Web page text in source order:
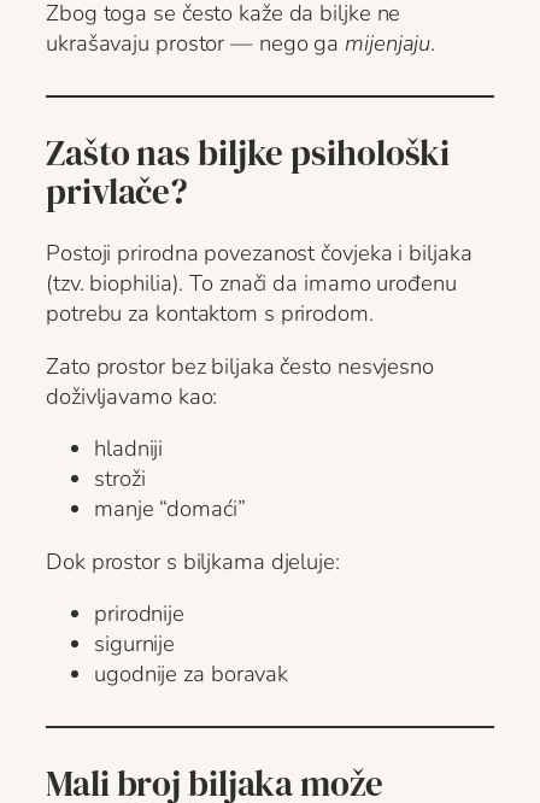
Zbog toga se često kaže da biljke ne
ukrašavaju prostor — nego ga mijenjaju.
Zašto nas biljke psihološki
privlače?
Postoji prirodna povezanost čovjeka i biljaka
(tzv. biophilia). To znači da imamo urođenu
potrebu za kontaktom s prirodom.
Zato prostor bez biljaka često nesvjesno
doživljavamo kao:
hladniji
stroži
manje “domaći”
Dok prostor s biljkama djeluje:
prirodnije
sigurnije
ugodnije za boravak
Mali broj biljaka može